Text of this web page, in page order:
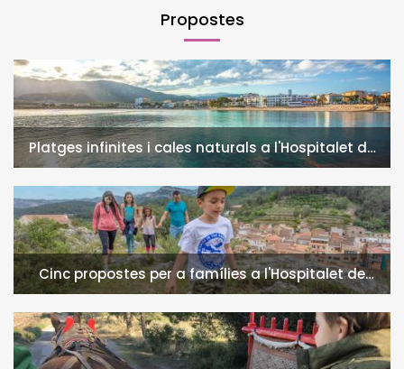
Propostes
Platges infinites i cales naturals a l'Hospitalet de
l'Infant i la Vall de Llors
Cinc propostes per a famílies a l'Hospitalet de
l'Infant i la Vall de Llors